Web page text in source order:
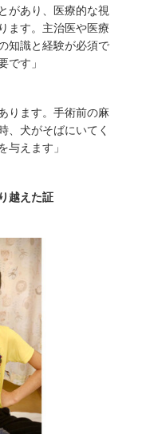
があり、医療的な視
ます。主治医や医療
知識と経験が必須で
です」
ります。手術前の麻
、犬がそばにいてく
与えます」
越えた証